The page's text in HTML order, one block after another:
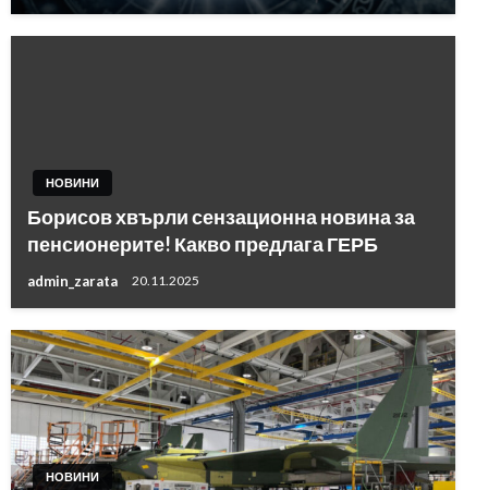
НОВИНИ
Борисов хвърли сензационна новина за
пенсионерите! Какво предлага ГЕРБ
admin_zarata 20.11.2025
НОВИНИ